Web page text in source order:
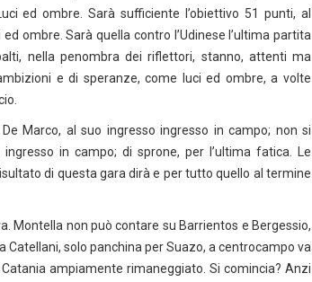
ed ombre. Sarà sufficiente l’obiettivo 51 punti, al
ombre. Sarà quella contro l’Udinese l’ultima partita
nella penombra dei riflettori, stanno, attenti ma
e di speranze, come luci ed ombre, a volte
Marco, al suo ingresso ingresso in campo; non si
in campo; di sprone, per l’ultima fatica. Le
di questa gara dirà e per tutto quello al termine
Montella non può contare su Barrientos e Bergessio,
solo panchina per Suazo, a centrocampo va
ampiamente rimaneggiato. Si comincia? Anzi